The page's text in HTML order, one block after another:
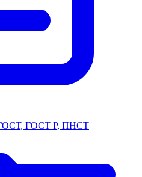
ГОСТ, ГОСТ Р, ПНСТ